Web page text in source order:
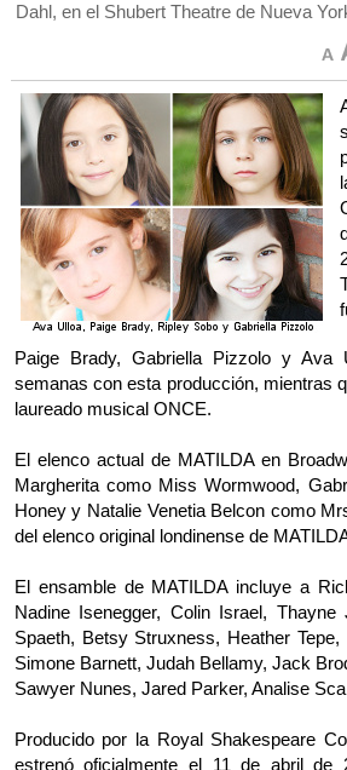
Dahl, en el Shubert Theatre de Nueva
Paige Brady, Gabriella Pizzolo y Ava
semanas con esta producción, mientras
laureado musical ONCE.
El elenco actual de MATILDA en
Margherita como Miss Wormwood,
Honey y Natalie Venetia Belcon como
del elenco original londinense de
El ensamble de MATILDA incluye a
Nadine Isenegger, Colin Israel,
Spaeth, Betsy Struxness, Heather
Simone Barnett, Judah Bellamy, Jack
Sawyer Nunes, Jared Parker, Analise
Producido por la Royal Shakespeare
estrenó oficialmente el 11 de abril de